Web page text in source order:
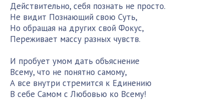
Действительно, себя познать не просто.
Не видит Познающий свою Суть,
Но обращая на других свой Фокус,
Переживает массу разных чувств.
И пробует умом дать объяснение
Всему, что не понятно самому,
А все внутри стремится к Единению
В себе Самом с Любовью ко Всему!